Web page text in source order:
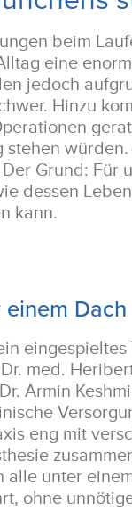
beim
eine
jedoch
Hinzu
würden.
Grund: Für
dessen
kann.
Dach
eingespieltes
med.
Armin
eng mit
unter
ohne